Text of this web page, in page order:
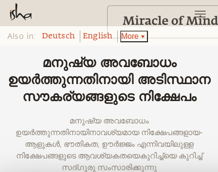
Also in: Deutsch English More
മനുഷ്യ അവബോധം
ഉയർത്തുന്നതിനായി അടിസ്ഥാന
സൗകര്യങ്ങളുടെ നിക്ഷേപം
മനുഷ്യ അവബോധം
ഉയർത്തുന്നതിനായിനാവശ്യമായ നിക്ഷേപങ്ങളായ-
ആളുകൾ, ഭൗതികത, ഊർജ്ജം എന്നിവയിലുള്ള
നിക്ഷേപങ്ങളുടെ ആവശ്യകതയെകുറിച്ച്‌യെ കുറിച്ച്
സദ്ഗുരു സംസാരിക്കുന്നു